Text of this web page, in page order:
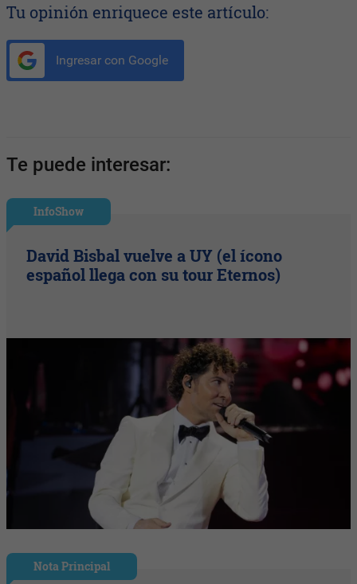
Tu opinión enriquece este artículo:
Ingresar con Google
Te puede interesar:
InfoShow
David Bisbal vuelve a UY (el ícono
español llega con su tour Eternos)
Nota Principal